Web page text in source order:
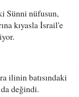
Sünni nüfusun,
kıyasla İsrail'e
ilinin batısındaki
değindi.